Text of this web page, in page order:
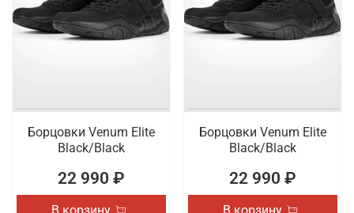
Борцовки Venum Elite
Black/Black
22 990 ₽
Борцовки Venum Elite
Black/Black
22 990 ₽